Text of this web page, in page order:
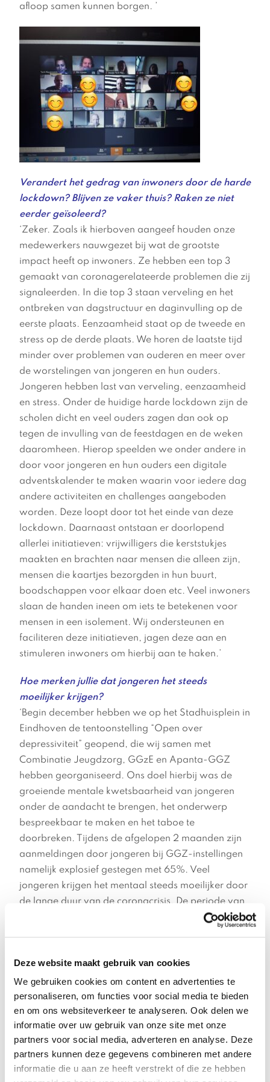
Deze website maakt gebruik van cookies
We gebruiken cookies om content en advertenties te
personaliseren, om functies voor social media te bieden
en om ons websiteverkeer te analyseren. Ook delen we
informatie over uw gebruik van onze site met onze
partners voor social media, adverteren en analyse. Deze
partners kunnen deze gegevens combineren met andere
informatie die u aan ze heeft verstrekt of die ze hebben
afloop samen kunnen borgen. ’
Verandert het gedrag van inwoners door de harde
lockdown? Blijven ze vaker thuis? Raken ze niet
eerder geïsoleerd?
‘Zeker. Zoals ik hierboven aangeef houden onze
medewerkers nauwgezet bij wat de grootste
impact heeft op inwoners. Ze hebben een top 3
gemaakt van coronagerelateerde problemen die zij
signaleerden. In die top 3 staan verveling en het
ontbreken van dagstructuur en daginvulling op de
eerste plaats. Eenzaamheid staat op de tweede en
stress op de derde plaats. We horen de laatste tijd
minder over problemen van ouderen en meer over
de worstelingen van jongeren en hun ouders.
Jongeren hebben last van verveling, eenzaamheid
en stress. Onder de huidige harde lockdown zijn de
scholen dicht en veel ouders zagen dan ook op
tegen de invulling van de feestdagen en de weken
daaromheen. Hierop speelden we onder andere in
door voor jongeren en hun ouders een digitale
adventskalender te maken waarin voor iedere dag
andere activiteiten en challenges aangeboden
worden. Deze loopt door tot het einde van deze
lockdown. Daarnaast ontstaan er doorlopend
allerlei initiatieven: vrijwilligers die kerststukjes
maakten en brachten naar mensen die alleen zijn,
mensen die kaartjes bezorgden in hun buurt,
boodschappen voor elkaar doen etc. Veel inwoners
slaan de handen ineen om iets te betekenen voor
mensen in een isolement. Wij ondersteunen en
faciliteren deze initiatieven, jagen deze aan en
stimuleren inwoners om hierbij aan te haken.’
Hoe merken jullie dat jongeren het steeds
moeilijker krijgen?
‘Begin december hebben we op het Stadhuisplein in
Eindhoven de tentoonstelling “Open over
depressiviteit” geopend, die wij samen met
Combinatie Jeugdzorg, GGzE en Apanta-GGZ
hebben georganiseerd. Ons doel hierbij was de
groeiende mentale kwetsbaarheid van jongeren
onder de aandacht te brengen, het onderwerp
bespreekbaar te maken en het taboe te
doorbreken. Tijdens de afgelopen 2 maanden zijn
aanmeldingen door jongeren bij GGZ-instellingen
namelijk explosief gestegen met 65%. Veel
jongeren krijgen het mentaal steeds moeilijker door
de lange duur van de coronacrisis. De periode van
je zestiende tot je vijfentwintigste is ook een
identiteit ontwikkelt. Voor jongeren in die
leeftijdsgroep valt nu al negen maanden lang heel
veel weg. Mogelijkheden om uit te gaan
bijvoorbeeld. Bijbaantjes in de horeca. Werkende
jongeren zitten vaak op tijdelijke of 0-
urencontracten en veel van hen zijn hun baan kwijt.
Als ze een beroepsopleiding volgen, komen ze
moeilijk aan een stageplaats want veel bedrijven